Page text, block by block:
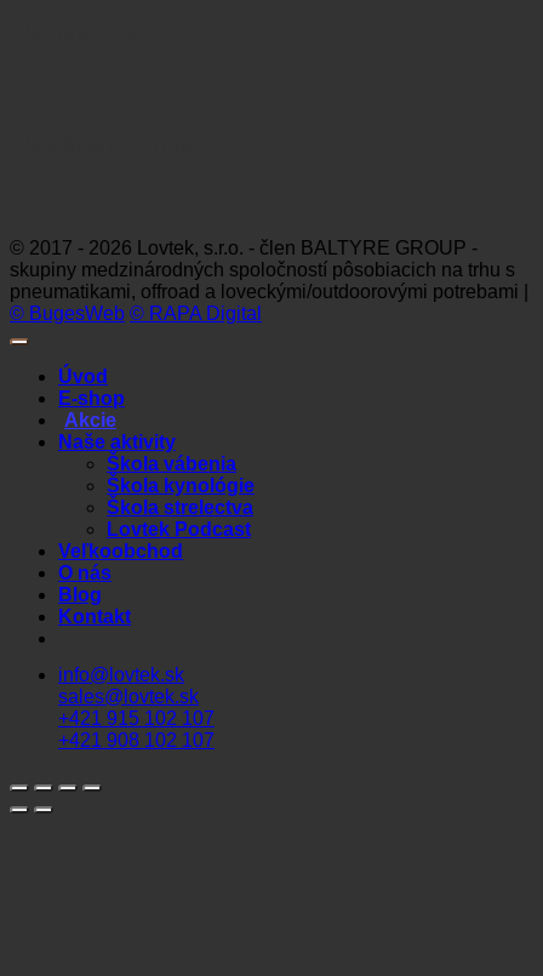
© 2017 - 2026 Lovtek, s.r.o. - člen BALTYRE GROUP -
skupiny medzinárodných spoločností pôsobiacich na trhu s
pneumatikami, offroad a loveckými/outdoorovými potrebami |
© BugesWeb © RAPA Digital
Úvod
E-shop
Akcie
Naše aktivity
Škola vábenia
Škola kynológie
Škola strelectva
Lovtek Podcast
Veľkoobchod
O nás
Blog
Kontakt
info@lovtek.sk
sales@lovtek.sk
+421 915 102 107
+421 908 102 107